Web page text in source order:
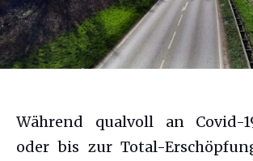
Während qualvoll an Covid-
oder bis zur Total-